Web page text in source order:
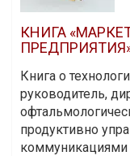
КНИГА
Книга о
руководитель,
продуктивно
коммуникациями